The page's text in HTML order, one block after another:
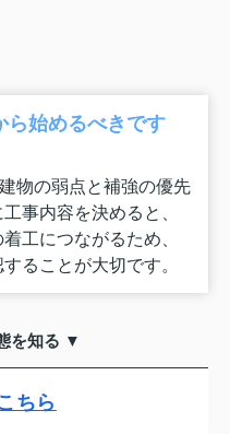
ら始めるべきです
物の弱点と補強の優先
事内容を決めると、
工につながるため、
ることが大切です。
を知る ▼
ちら